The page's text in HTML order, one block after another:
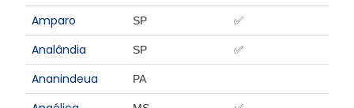
Amparo SP ✅
Analândia SP ✅
Ananindeua PA